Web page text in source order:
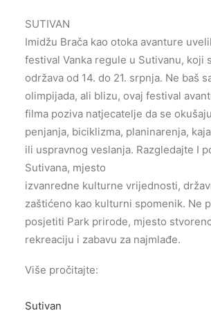
SUTIVAN
Imidžu Brača kao otoka avanture
festival Vanka regule u Sutivanu, koji
održava od 14. do 21. srpnja. Ne baš
olimpijada, ali blizu, ovaj festival
filma poziva natjecatelje da se
penjanja, biciklizma, planinarenja,
ili uspravnog veslanja. Razgledajte I
Sutivana, mjesto
izvanredne kulturne vrijednosti,
zaštićeno kao kulturni spomenik. Ne
posjetiti Park prirode, mjesto
rekreaciju i zabavu za najmlađe.
Više pročitajte:
Sutivan